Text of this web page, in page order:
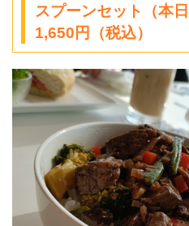
スプーンセット（本
1,650円（税込）